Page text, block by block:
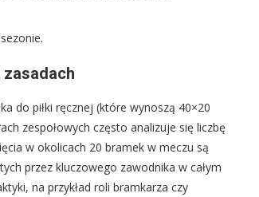
zasadach
do piłki ręcznej (które wynoszą 40×20
zespołowych często analizuje się liczbę
w okolicach 20 bramek w meczu są
przez kluczowego zawodnika w całym
na przykład roli bramkarza czy